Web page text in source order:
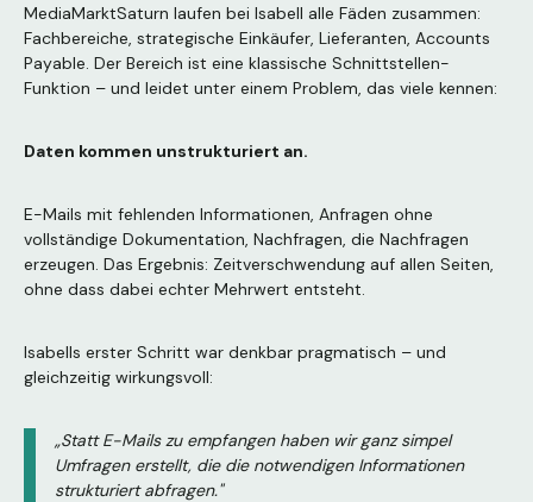
MediaMarktSaturn laufen bei Isabell alle Fäden zusammen:
Fachbereiche, strategische Einkäufer, Lieferanten, Accounts
Payable. Der Bereich ist eine klassische Schnittstellen-
Funktion – und leidet unter einem Problem, das viele kennen:
Daten kommen unstrukturiert an.
E-Mails mit fehlenden Informationen, Anfragen ohne
vollständige Dokumentation, Nachfragen, die Nachfragen
erzeugen. Das Ergebnis: Zeitverschwendung auf allen Seiten,
ohne dass dabei echter Mehrwert entsteht.
Isabells erster Schritt war denkbar pragmatisch – und
gleichzeitig wirkungsvoll:
„Statt E-Mails zu empfangen haben wir ganz simpel
Umfragen erstellt, die die notwendigen Informationen
strukturiert abfragen."